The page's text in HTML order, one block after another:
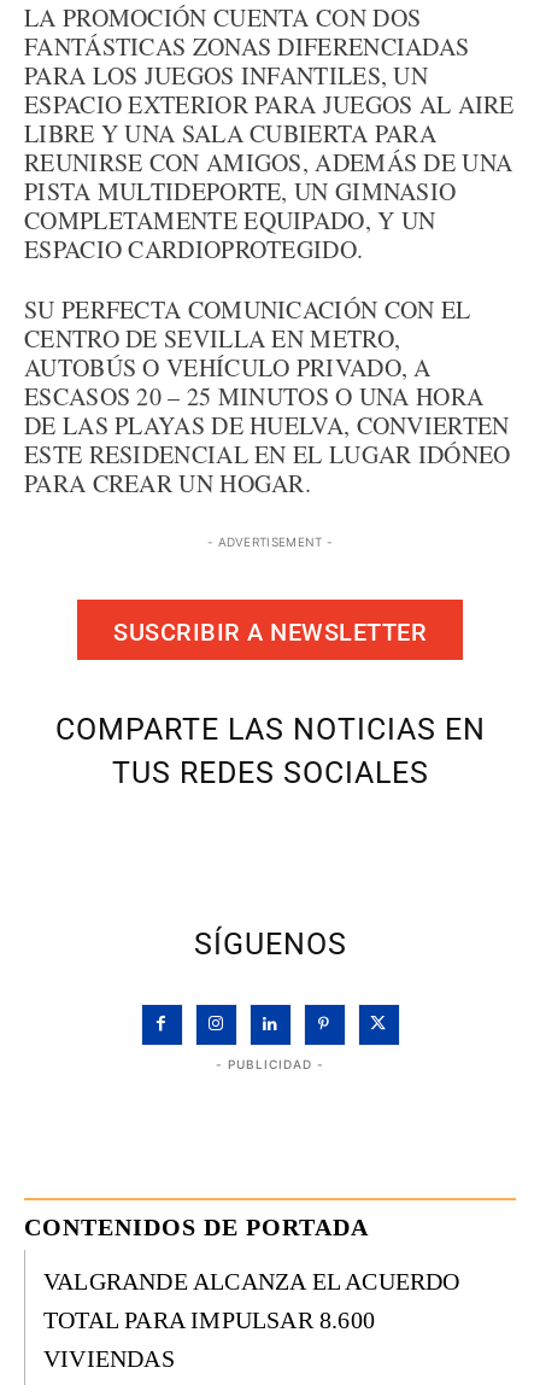
LA PROMOCIÓN CUENTA CON DOS
FANTÁSTICAS ZONAS DIFERENCIADAS
PARA LOS JUEGOS INFANTILES, UN
ESPACIO EXTERIOR PARA JUEGOS AL AIRE
LIBRE Y UNA SALA CUBIERTA PARA
REUNIRSE CON AMIGOS, ADEMÁS DE UNA
PISTA MULTIDEPORTE, UN GIMNASIO
COMPLETAMENTE EQUIPADO, Y UN
ESPACIO CARDIOPROTEGIDO.
SU PERFECTA COMUNICACIÓN CON EL
CENTRO DE SEVILLA EN METRO,
AUTOBÚS O VEHÍCULO PRIVADO, A
ESCASOS 20 – 25 MINUTOS O UNA HORA
DE LAS PLAYAS DE HUELVA, CONVIERTEN
ESTE RESIDENCIAL EN EL LUGAR IDÓNEO
PARA CREAR UN HOGAR.
- ADVERTISEMENT -
SUSCRIBIR A NEWSLETTER
COMPARTE LAS NOTICIAS EN
TUS REDES SOCIALES
SÍGUENOS
- PUBLICIDAD -
CONTENIDOS DE PORTADA
VALGRANDE ALCANZA EL ACUERDO
TOTAL PARA IMPULSAR 8.600
VIVIENDAS